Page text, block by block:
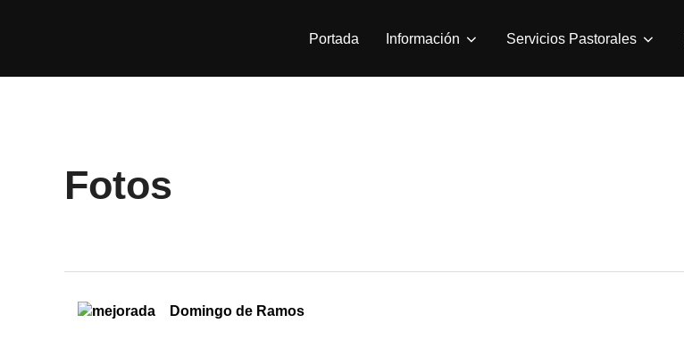
Portada Información Servicios Pastorales
Fotos
Domingo de Ramos